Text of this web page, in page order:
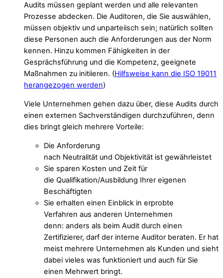
Audits müssen geplant werden und alle relevanten
Prozesse abdecken. Die Auditoren, die Sie auswählen,
müssen objektiv und unparteiisch sein; natürlich sollten
diese Personen auch die Anforderungen aus der Norm
kennen. Hinzu kommen Fähigkeiten in der
Gesprächsführung und die Kompetenz, geeignete
Maßnahmen zu initiieren. (Hilfsweise kann die ISO 19011
herangezogen werden)
Viele Unternehmen gehen dazu über, diese Audits durch
einen externen Sachverständigen durchzuführen, denn
dies bringt gleich mehrere Vorteile:
Die Anforderung
nach Neutralität und Objektivität ist gewährleistet
Sie sparen Kosten und Zeit für
die Qualifikation/Ausbildung Ihrer eigenen
Beschäftigten
Sie erhalten einen Einblick in erprobte
Verfahren aus anderen Unternehmen
denn: anders als beim Audit durch einen
Zertifizierer, darf der interne Auditor beraten. Er hat
meist mehrere Unternehmen als Kunden und sieht
dabei vieles was funktioniert und auch für Sie
einen Mehrwert bringt.